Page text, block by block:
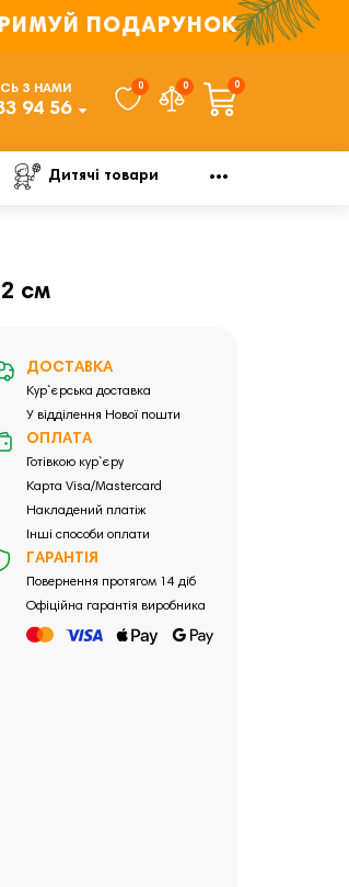
ПОДАРУНОК
З НАМИ
94 56
0 0 0
Дитячі товари
см
ДОСТАВКА
Кур`єрська доставка
У відділення Нової пошти
ОПЛАТА
Готівкою кур`єру
Карта Visa/Mastercard
Накладений платіж
Інші способи оплати
ГАРАНТІЯ
Повернення протягом 14 діб
Офіційна гарантія виробника